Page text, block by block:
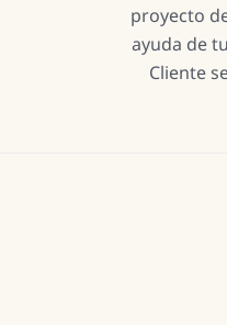
proyecto
ayuda de
Cliente